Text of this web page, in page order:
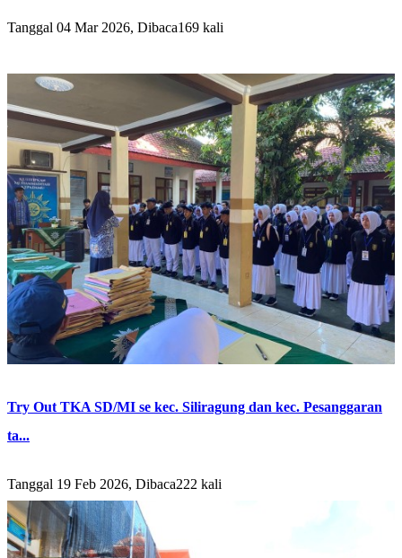
Tanggal 04 Mar 2026, Dibaca169 kali
Try Out TKA SD/MI se kec. Siliragung dan kec. Pesanggaran
ta...
Tanggal 19 Feb 2026, Dibaca222 kali